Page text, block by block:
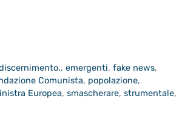
,emergenti,fake news,
Comunista, popolazione,
Europea, smascherare, strumentale,